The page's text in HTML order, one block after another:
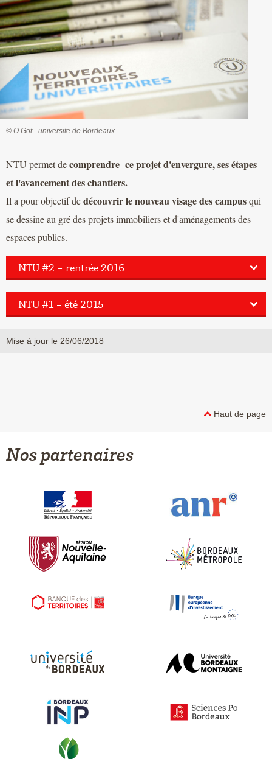
© O.Got - universite de Bordeaux
NTU permet decomprendre ce projet d'envergure, ses étapes
et l'avancement des chantiers.
Il a pour objectif dedécouvrir le nouveau visage des campusqui
se dessine au gré des projets immobiliers et d'aménagements des
espaces publics.
NTU #2 - rentrée 2016
NTU #1 - été 2015
Mise à jour le 26/06/2018
Haut de page
Nos partenaires